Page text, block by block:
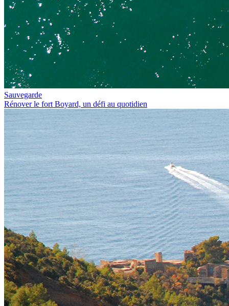
Sauvegarde
Rénover le fort Boyard, un défi au quotidien